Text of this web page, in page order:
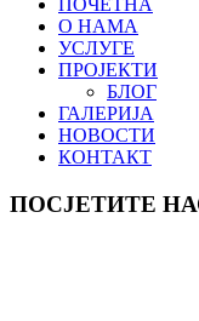
ПОЧЕТНА
О НАМА
УСЛУГЕ
ПРОЈЕКТИ
БЛОГ
ГАЛЕРИЈА
НОВОСТИ
КОНТАКТ
ПОСЈЕТИТЕ